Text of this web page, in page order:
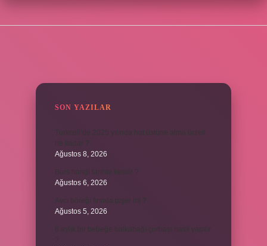
SON YAZILAR
Turkcell’de 2025 yılında hat üstüne alma ücreti
ne kadar ?
Ağustos 8, 2026
Burs hangi tarihte kesilir ?
Ağustos 6, 2026
Avcı böreği fırında pişer mi ?
Ağustos 5, 2026
6 aylık bir bebeğe balkabağı çorbası nasıl yapılır